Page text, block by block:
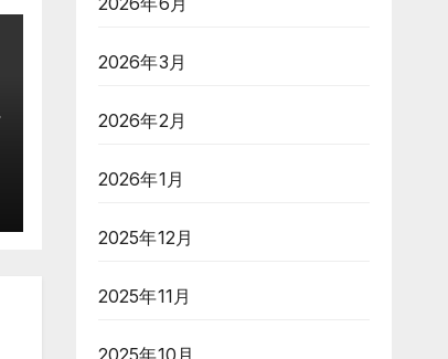
2026年3月
2026年2月
2026年1月
2025年12月
2025年11月